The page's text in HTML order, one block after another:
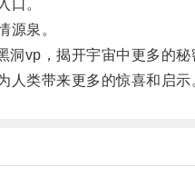
。
泉。
vp，揭开宇宙中更多的秘
类带来更多的惊喜和启示